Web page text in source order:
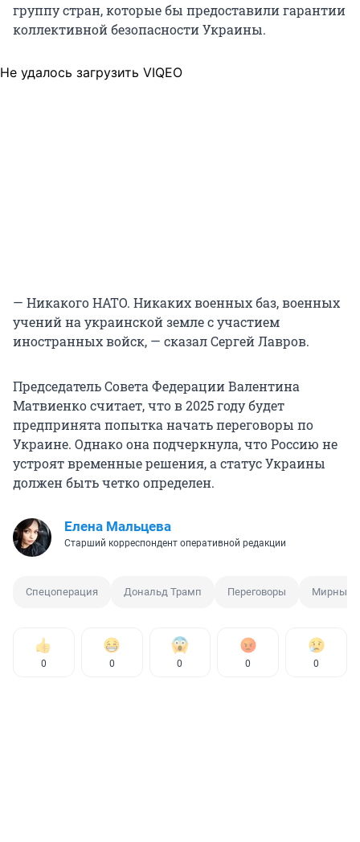
группу стран, которые бы предоставили гарантии
коллективной безопасности Украины.
Не удалось загрузить VIQEO
— Никакого НАТО. Никаких военных баз, военных
учений на украинской земле с участием
иностранных войск, — сказал Сергей Лавров.
Председатель Совета Федерации Валентина
Матвиенко считает, что в 2025 году будет
предпринята попытка начать переговоры по
Украине. Однако она подчеркнула, что Россию не
устроят временные решения, а статус Украины
должен быть четко определен.
Елена Мальцева
Старший корреспондент оперативной редакции
Спецоперация Дональд Трамп Переговоры Мирный
0 0 0 0 0